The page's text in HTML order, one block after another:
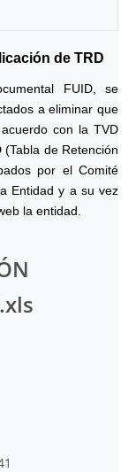
de TRD
FUID, se
a eliminar que
con la TVD
de Retención
por el Comité
Entidad y a su vez
la entidad.